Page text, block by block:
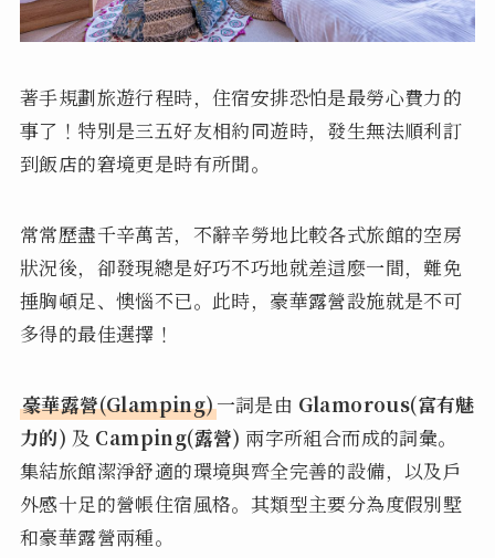
著手規劃旅遊行程時，住宿安排恐怕是最勞心費力的
事了！特別是三五好友相約同遊時，發生無法順利訂
到飯店的窘境更是時有所聞。
常常歷盡千辛萬苦，不辭辛勞地比較各式旅館的空房
狀況後，卻發現總是好巧不巧地就差這麼一間，難免
捶胸頓足、懊惱不已。此時，豪華露營設施就是不可
多得的最佳選擇！
豪華露營(Glamping)一詞是由 Glamorous(富有魅
力的) 及 Camping(露營) 兩字所組合而成的詞彙。
集結旅館潔淨舒適的環境與齊全完善的設備，以及戶
外感十足的營帳住宿風格。其類型主要分為度假別墅
和豪華露營兩種。